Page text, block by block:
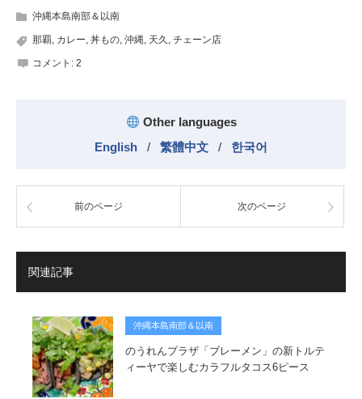
沖縄本島南部＆以南
那覇, カレー, 丼もの, 沖縄, 天久 , チェーン店
コメント: 2
Other languages
English
/ 繁體中文 / 한국어
前のページ 次のページ
関連記事
沖縄本島南部＆以南
のうれんプラザ「ブレーメン」の新トルテ
ィーヤで楽しむカラフルタコス6ピース